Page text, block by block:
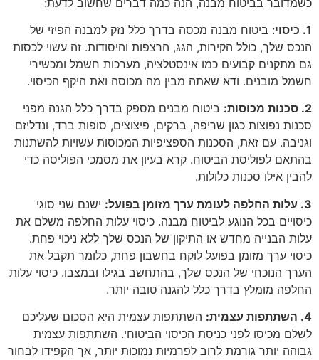
1. כיסוי
: ביטוח מבנה מכסה בדרך כלל נזק למבנה הפיזי של
הנכס שלך, כולל הקירות, הגג, הרצפות והיסודות. זה עשוי לכסות
גם מתקנים קבועים כמו אינסטלציה, מערכות חשמל ומכשירי
חשמל מובנים. ודא שאתה מבין מה מכוסה ואת היקף הכיסוי.
2. סכנות מכוסות:
ביטוח מבנים מספק בדרך כלל הגנה מפני
סכנות נפוצות כגון שריפה, ברקים, פיצוצים, סופות ברד, ונדליזם
וגניבה. עם זאת, הסכנות הספציפיות המכוסות עשויות להשתנות
בהתאם לפוליסת הביטוח. קרא בעיון את מסמכי הפוליסה כדי
להבין אילו סכנות כלולות.
3. עלות החלפה לעומת ערך מזומן בפועל:
ישנם שני סוגי
כיסויים בכל הנוגע לביטוח מבנה. כיסוי עלות החלפה משלם את
עלות הבנייה מחדש או התיקון של הנכס שלך ללא ניכוי פחת.
כיסוי ערך מזומן בפועל לוקח בחשבון פחת, כלומר תקבל את
הערך הנוכחי של הנכס שלך, בהתחשב בגילו ובמצבו. כיסוי עלות
החלפה מומלץ בדרך כלל להגנה טובה יותר.
4. השתתפות עצמית:
השתתפות עצמית היא הסכום שעליכם
לשלם מכיסו לפני כניסת הכיסוי הביטוחי. השתתפות עצמית
גבוהה יותר גורמת לרוב לפרמיות נמוכות יותר, אך הקפידו לבחור